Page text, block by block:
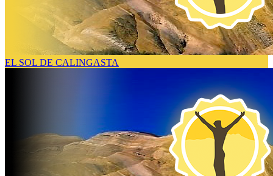
EL SOL DE CALINGASTA